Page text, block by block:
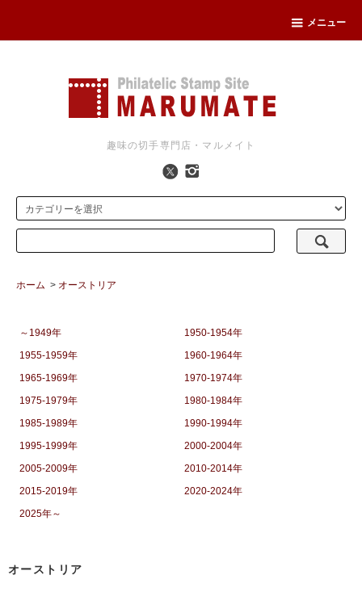
メニュー
趣味の切手専門店・マルメイト
ホーム > オーストリア
～1949年
1950-1954年
1955-1959年
1960-1964年
1965-1969年
1970-1974年
1975-1979年
1980-1984年
1985-1989年
1990-1994年
1995-1999年
2000-2004年
2005-2009年
2010-2014年
2015-2019年
2020-2024年
2025年～
オーストリア